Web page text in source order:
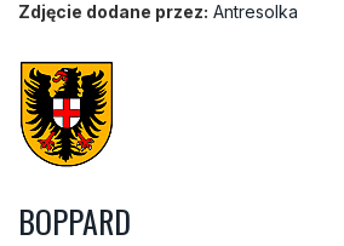
Zdjęcie dodane przez: Antresolka
BOPPARD